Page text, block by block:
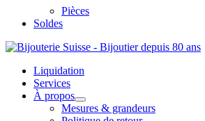
Pièces
Soldes
Liquidation
Services
À propos
Mesures & grandeurs